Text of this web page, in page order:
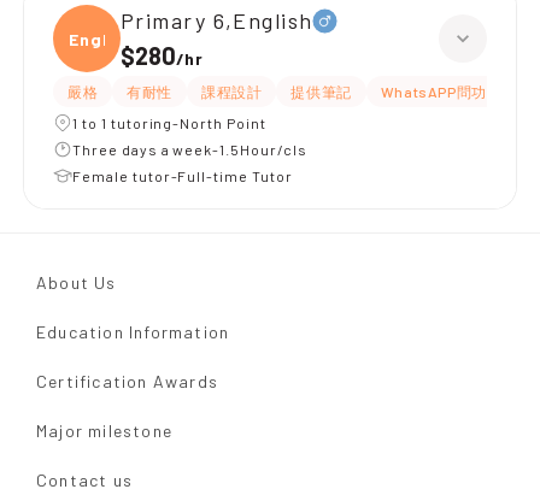
Engli
Primary 6,English
$280/hr
嚴格 有耐性 課程設計 提供筆記 WhatsAPP問功課
1 to 1 tutoring-North Point
Three days a week-1.5Hour/cls
Female tutor-Full-time Tutor
About Us
Education Information
Certification Awards
Major milestone
Contact us